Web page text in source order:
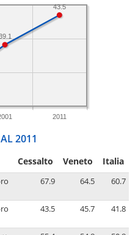
2011
43.5
2011
Cessalto Veneto Italia
67.9 64.5 60.7
43.5 45.7 41.8